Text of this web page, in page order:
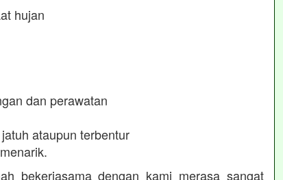
hujan
dan perawatan
ataupun terbentur
bekerjasama dengan kami merasa sangat